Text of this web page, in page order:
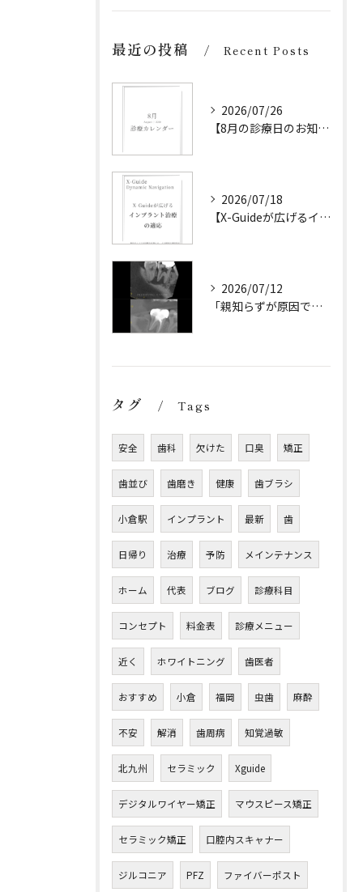
最近の投稿 Recent Posts
2026/07/26
【8月の診療日のお知らせ】
2026/07/18
【X-Guideが広げるインプラント治療の可能性】
2026/07/12
「親知らずが原因です。
タグ Tags
安全 歯科 欠けた 口臭 矯正
歯並び 歯磨き 健康 歯ブラシ
小倉駅 インプラント 最新 歯
日帰り 治療 予防 メインテナンス
ホーム 代表 ブログ 診療科目
コンセプト 料金表 診療メニュー
近く ホワイトニング 歯医者
おすすめ 小倉 福岡 虫歯 麻酔
不安 解消 歯周病 知覚過敏
北九州 セラミック Xguide
デジタルワイヤー矯正 マウスピース矯正
セラミック矯正 口腔内スキャナー
ジルコニア PFZ ファイバーポスト